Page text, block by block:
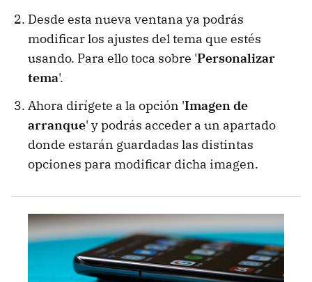
Desde esta nueva ventana ya podrás
modificar los ajustes del tema que estés
usando. Para ello toca sobre 'Personalizar
tema'.
Ahora dirígete a la opción 'Imagen de
arranque' y podrás acceder a un apartado
donde estarán guardadas las distintas
opciones para modificar dicha imagen.